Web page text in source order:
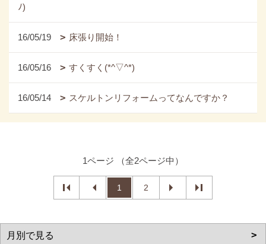
ﾉ)
16/05/19 床張り開始！
16/05/16 すくすく(*^▽^*)
16/05/14 スケルトンリフォームってなんですか？
1ページ （全2ページ中）
1 2